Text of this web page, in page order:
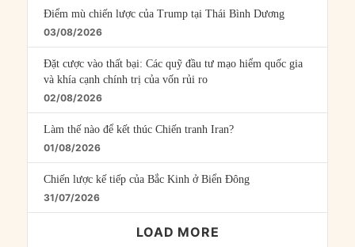
Điểm mù chiến lược của Trump tại Thái Bình Dương
03/08/2026
Đặt cược vào thất bại: Các quỹ đầu tư mạo hiểm quốc gia
và khía cạnh chính trị của vốn rủi ro
02/08/2026
Làm thế nào để kết thúc Chiến tranh Iran?
01/08/2026
Chiến lược kế tiếp của Bắc Kinh ở Biển Đông
31/07/2026
LOAD MORE